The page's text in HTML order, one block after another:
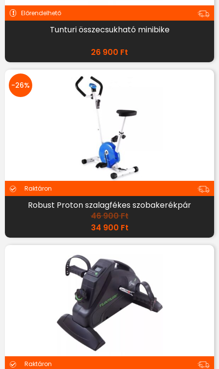
Előrendelhető
Tunturi összecsukható minibike
26 900 Ft
-26%
Raktáron
Robust Proton szalagfékes szobakerékpár
46 900Ft
34 900 Ft
Raktáron